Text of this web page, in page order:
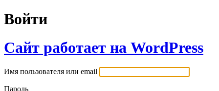
Войти
Сайт работает на WordPress
Имя пользователя или email
Пароль